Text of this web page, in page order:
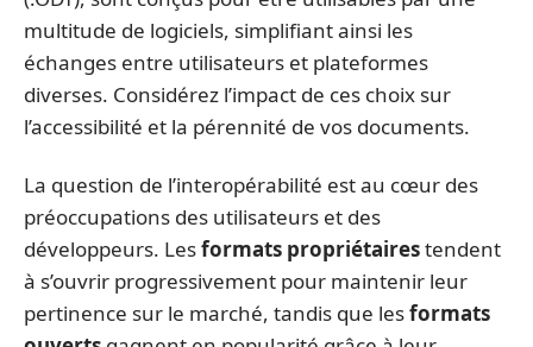
multitude de logiciels, simplifiant ainsi les
échanges entre utilisateurs et plateformes
diverses. Considérez l’impact de ces choix sur
l’accessibilité et la pérennité de vos documents.
La question de l’interopérabilité est au cœur des
préoccupations des utilisateurs et des
développeurs. Lesformats propriétairestendent
à s’ouvrir progressivement pour maintenir leur
pertinence sur le marché, tandis que lesformats